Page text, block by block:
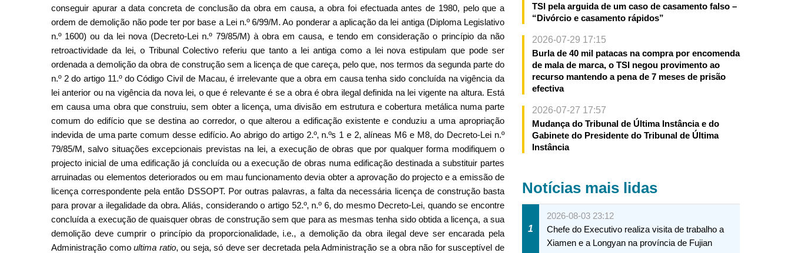
conseguir apurar a data concreta de conclusão da obra em causa, a obra foi efectuada antes de 1980, pelo que a
ordem de demolição não pode ter por base a Lei n.º 6/99/M. Ao ponderar a aplicação da lei antiga (Diploma Legislativo
n.º 1600) ou da lei nova (Decreto-Lei n.º 79/85/M) à obra em causa, e tendo em consideração o princípio da não
retroactividade da lei, o Tribunal Colectivo referiu que tanto a lei antiga como a lei nova estipulam que pode ser
ordenada a demolição da obra de construção sem a licença de que careça, pelo que, nos termos da segunda parte do
n.º 2 do artigo 11.º do Código Civil de Macau, é irrelevante que a obra em causa tenha sido concluída na vigência da
lei anterior ou na vigência da nova lei, o que é relevante é se a obra é obra ilegal definida na lei vigente na altura. Está
em causa uma obra que construiu, sem obter a licença, uma divisão em estrutura e cobertura metálica numa parte
comum do edifício que se destina ao corredor, o que alterou a edificação existente e conduziu a uma apropriação
indevida de uma parte comum desse edifício. Ao abrigo do artigo 2.º, n.ºs 1 e 2, alíneas M6 e M8, do Decreto-Lei n.º
79/85/M, salvo situações excepcionais previstas na lei, a execução de obras que por qualquer forma modifiquem o
projecto inicial de uma edificação já concluída ou a execução de obras numa edificação destinada a substituir partes
arruinadas ou elementos deteriorados ou em mau funcionamento devia obter a aprovação do projecto e a emissão de
licença correspondente pela então DSSOPT. Por outras palavras, a falta da necessária licença de construção basta
para provar a ilegalidade da obra. Aliás, considerando o artigo 52.º, n.º 6, do mesmo Decreto-Lei, quando se encontre
concluída a execução de quaisquer obras de construção sem que para as mesmas tenha sido obtida a licença, a sua
demolição deve cumprir o princípio da proporcionalidade, i.e., a demolição da obra ilegal deve ser encarada pela
Administração comoultima ratio, ou seja, só deve ser decretada pela Administração se a obra não for susceptível de
TSI pela arguida de um caso de casamento falso –
“Divórcio e casamento rápidos”
2026-07-29 17:15
Burla de 40 mil patacas na compra por encomenda
de mala de marca, o TSI negou provimento ao
recurso mantendo a pena de 7 meses de prisão
efectiva
2026-07-27 17:57
Mudança do Tribunal de Última Instância e do
Gabinete do Presidente do Tribunal de Última
Instância
Notícias mais lidas
1
2026-08-03 23:12
Chefe do Executivo realiza visita de trabalho a
Xiamen e a Longyan na província de Fujian